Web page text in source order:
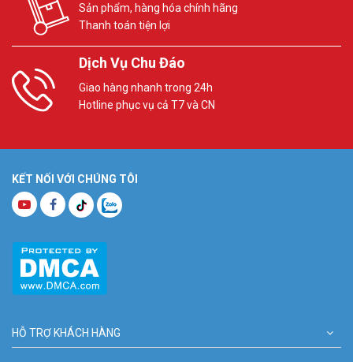
Sản phẩm, hàng hóa chính hãng
Thanh toán tiện lợi
Dịch Vụ Chu Đáo
Giao hàng nhanh trong 24h
Hotline phục vụ cả T7 và CN
KẾT NỐI VỚI CHÚNG TÔI
HỖ TRỢ KHÁCH HÀNG